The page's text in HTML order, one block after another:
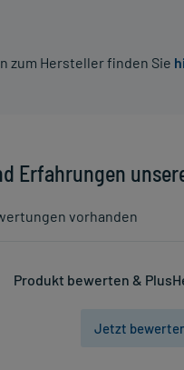
zum Hersteller finden Sie
Erfahrungen
vorhanden
Produkt bewerten &
Jetzt